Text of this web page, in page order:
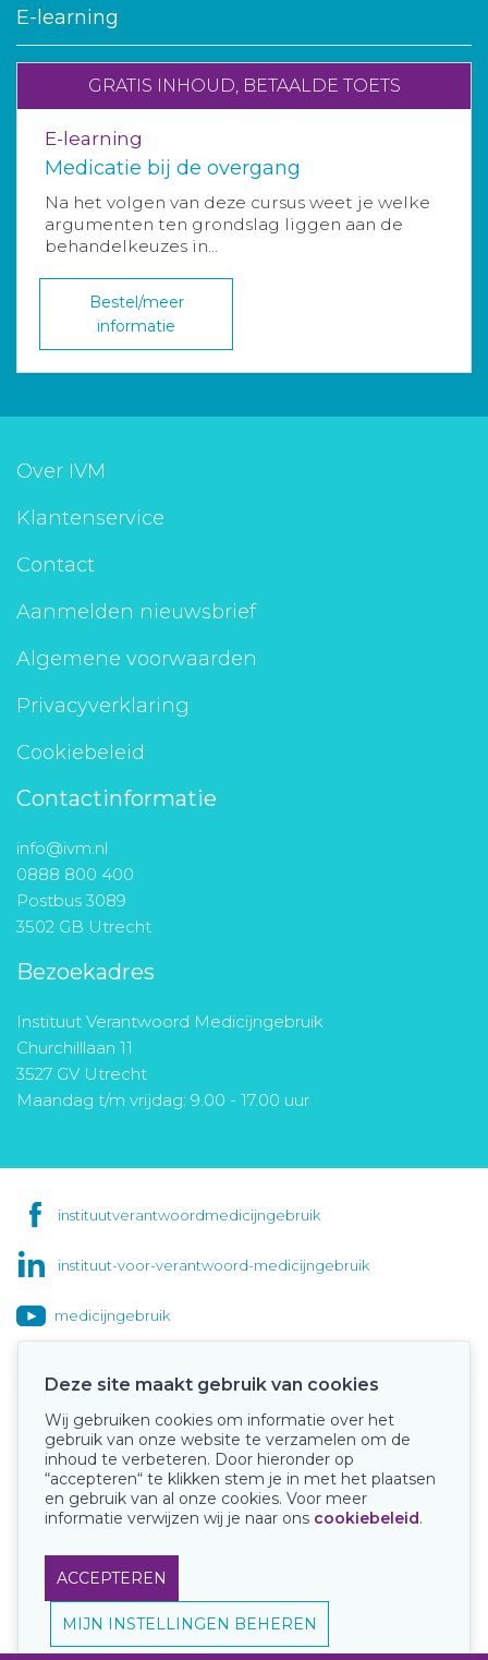
E-learning
GRATIS INHOUD, BETAALDE TOETS
E-learning
Medicatie bij de overgang
Na het volgen van deze cursus weet je welke
argumenten ten grondslag liggen aan de
behandelkeuzes in...
Bestel/meer
informatie
Over IVM
Klantenservice
Contact
Aanmelden nieuwsbrief
Algemene voorwaarden
Privacyverklaring
Cookiebeleid
Contactinformatie
info@ivm.nl
0888 800 400
Postbus 3089
3502 GB Utrecht
Bezoekadres
Instituut Verantwoord Medicijngebruik
Churchilllaan 11
3527 GV Utrecht
Maandag t/m vrijdag: 9.00 - 17.00 uur
instituutverantwoordmedicijngebruik
instituut-voor-verantwoord-medicijngebruik
medicijngebruik
Onze keurmerken
Deze site maakt gebruik van cookies
Wij gebruiken cookies om informatie over het
gebruik van onze website te verzamelen om de
inhoud te verbeteren. Door hieronder op
“accepteren“ te klikken stem je in met het plaatsen
en gebruik van al onze cookies. Voor meer
informatie verwijzen wij je naar ons cookiebeleid.
ACCEPTEREN
MIJN INSTELLINGEN BEHEREN